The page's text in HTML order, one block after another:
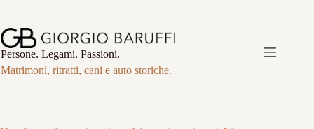
contenuto
Persone. Legami. Passioni.
Matrimoni, ritratti, cani e auto storiche.